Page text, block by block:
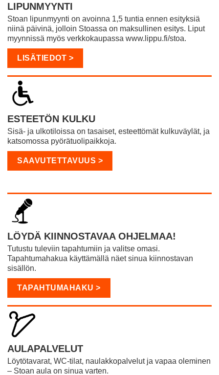
LIPUNMYYNTI
Stoan lipunmyynti on avoinna 1,5 tuntia ennen esityksiä
niinä päivinä, jolloin Stoassa on maksullinen esitys. Liput
myynnissä myös verkkokaupassa www.lippu.fi/stoa.
LISÄTIEDOT >
ESTEETÖN KULKU
Sisä- ja ulkotiloissa on tasaiset, esteettömät kulkuväylät, ja
katsomossa pyörätuolipaikkoja.
SAAVUTETTAVUUS >
LÖYDÄ KIINNOSTAVAA OHJELMAA!
Tutustu tuleviin tapahtumiin ja valitse omasi.
Tapahtumahakua käyttämällä näet sinua kiinnostavan
sisällön.
TAPAHTUMAHAKU >
AULAPALVELUT
Löytötavarat, WC-tilat, naulakkopalvelut ja vapaa oleminen
– Stoan aula on sinua varten.